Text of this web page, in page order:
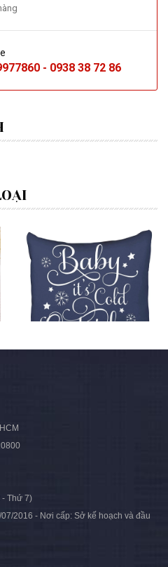
- 0938 38 72 86
- Thứ 7)
2016 - Nơi cấp: Sở kế hoạch và đầu